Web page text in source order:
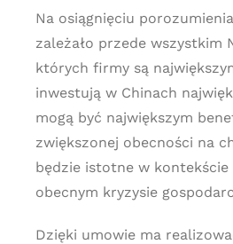
Na osiągnięciu
zależało przede wszystkim
których firmy są
inwestują w Chinach
mogą być największym
zwiększonej obecności na
będzie istotne w kontekście
obecnym kryzysie
Dzięki umowie ma